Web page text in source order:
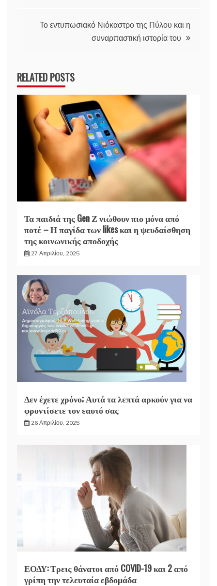
Το εντυπωσιακό Νιόκαστρο της Πύλου και η
συναρπαστική ιστορία του
RELATED POSTS
Τα παιδιά της Gen Ζ νιώθουν πιο μόνα από
ποτέ – Η παγίδα των likes και η ψευδαίσθηση
της κοινωνικής αποδοχής
27 Απριλίου, 2025
Δεν έχετε χρόνο; Αυτά τα λεπτά αρκούν για να
φροντίσετε τον εαυτό σας
26 Απριλίου, 2025
ΕΟΔΥ: Τρεις θάνατοι από COVID-19 και 2 από
γρίπη την τελευταία εβδομάδα